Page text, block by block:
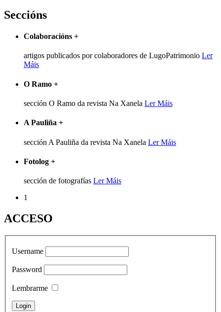
Seccións
Colaboracións +
artigos publicados por colaboradores de LugoPatrimonio Ler
Máis
O Ramo +
sección O Ramo da revista Na Xanela Ler Máis
A Pauliña +
sección A Pauliña da revista Na Xanela Ler Máis
Fotolog +
sección de fotografías Ler Máis
1
ACCESO
Username
Password
Lembrarme